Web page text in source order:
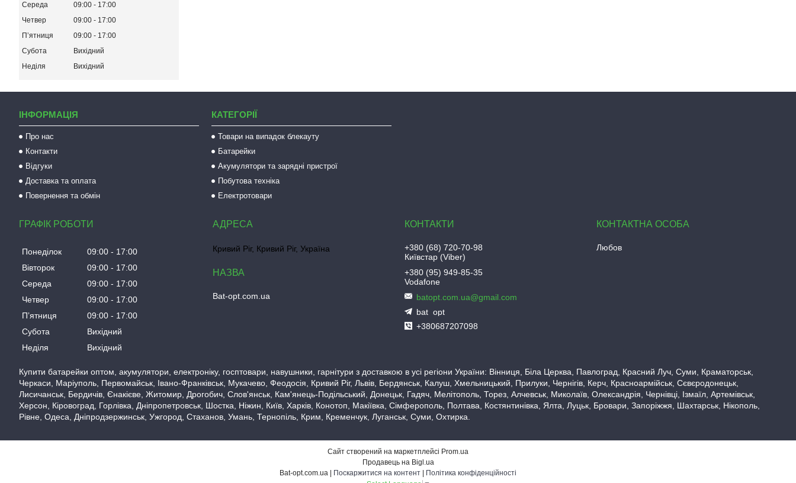
Середа
09:00
17:00
Четвер
09:00
17:00
Пʼятниця
09:00
17:00
Субота
Вихідний
Неділя
Вихідний
ІНФОРМАЦІЯ
Про нас
Контакти
Відгуки
Доставка та оплата
Повернення та обмін
КАТЕГОРІЇ
Товари на випадок блекауту
Батарейки
Акумулятори та зарядні пристрої
Побутова техніка
Електротовари
ГРАФІК РОБОТИ
Понеділок 09:00
17:00
Вівторок
09:00
17:00
Середа
09:00
17:00
Четвер
09:00
17:00
Пʼятниця
09:00
17:00
Субота
Вихідний
Неділя
Вихідний
Кривий Ріг, Кривий Ріг, Україна
Bat-opt.com.ua
+380 (68) 720-70-98
Київстар (Viber)
+380 (95) 949-85-35
Vodafone
batopt.com.ua@gmail.com
bat_opt
+380687207098
Любов
Купити батарейки оптом, акумулятори, електроніку, госптовари, навушники, гарнітури з доставкою в усі регіони України: Вінниця, Біла Церква, Павлоград, Красний Луч, Суми, Краматорськ,
Черкаси, Маріуполь, Первомайськ, Івано-Франківськ, Мукачево, Феодосія, Кривий Ріг, Львів, Бердянськ, Калуш, Хмельницький, Прилуки, Чернігів, Керч, Красноармійськ, Сєвєродонецьк,
Лисичанськ, Бердичів, Єнакієве, Житомир, Дрогобич, Слов'янськ, Кам'янець-Подільський, Донецьк, Гадяч, Мелітополь, Торез, Алчевськ, Миколаїв, Олександрія, Чернівці, Ізмаїл, Артемівськ,
Херсон, Кіровоград, Горлівка, Дніпропетровськ, Шостка, Ніжин, Київ, Харків, Конотоп, Макіївка, Сімферополь, Полтава, Костянтинівка, Ялта, Луцьк, Бровари, Запоріжжя, Шахтарськ, Нікополь,
Рівне, Одеса, Дніпродзержинськ, Ужгород, Стаханов, Умань, Тернопіль, Крим, Кременчук, Луганськ, Суми, Охтирка.
Сайт створений на маркетплейсі Prom.ua
Продавець на Bigl.ua
Поскаржитися на контент
Політика конфіденційності